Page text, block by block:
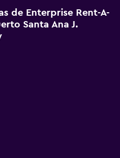
de Enterprise Rent-A-
Santa Ana J.